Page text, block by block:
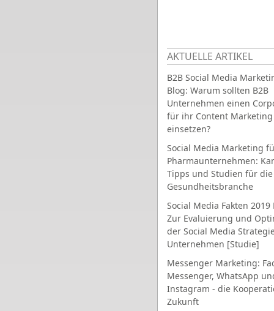
AKTUELLE ARTIKEL
B2B Social Media
Blog: Warum sollten B2B
Unternehmen einen
für ihr Content Marketing
einsetzen?
Social Media Marketing
Pharmaunternehmen:
Tipps und Studien für die
Gesundheitsbranche
Social Media Fakten 2019
Zur Evaluierung und
der Social Media
Unternehmen [Studie]
Messenger Marketing:
Messenger, WhatsApp
Instagram - die
Zukunft